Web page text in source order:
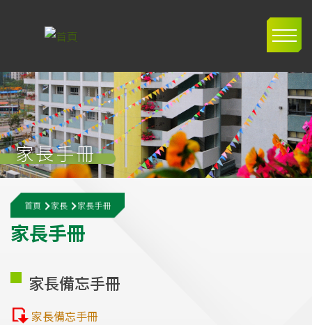
家長手冊
導
航
連
結
首頁 家長 家長手冊
家長手冊
家長備忘手冊
家長備忘手冊